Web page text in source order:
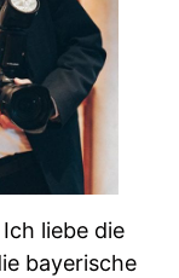
liebe die
bayerische